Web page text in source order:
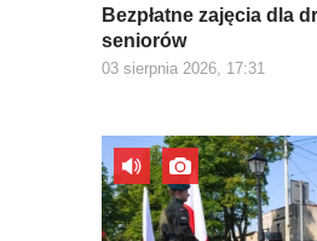
Bezpłatne zajęcia dla
seniorów
03 sierpnia 2026, 17:31